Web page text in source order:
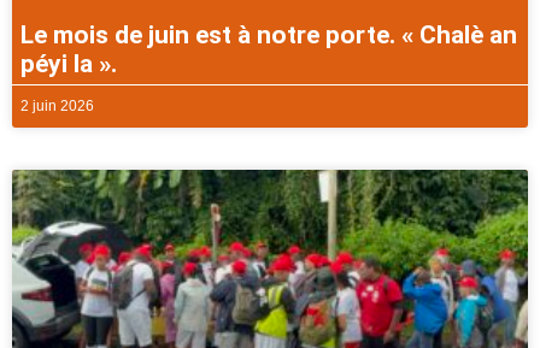
Le mois de juin est à notre porte. « Chalè an
péyi la ».
2 juin 2026